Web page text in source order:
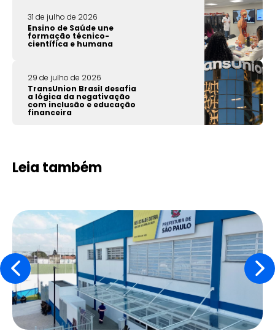
31 de julho de 2026
Ensino de Saúde une
formação técnico-
científica e humana
29 de julho de 2026
TransUnion Brasil desafia
a lógica da negativação
com inclusão e educação
financeira
Leia também